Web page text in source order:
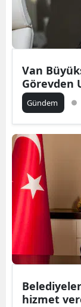
Van
Görevden
Gündem
hizmet